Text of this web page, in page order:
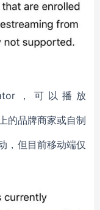
，可以播放
的品牌商家或自制
，但目前移动端仅